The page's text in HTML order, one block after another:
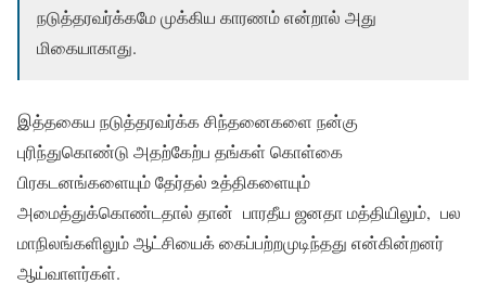
நடுத்தரவர்க்கமே முக்கிய காரணம் என்றால் அது
மிகையாகாது.
இத்தகைய நடுத்தரவர்க்க சிந்தனைகளை நன்கு
புரிந்துகொண்டு அதற்கேற்ப தங்கள் கொள்கை
பிரகடனங்களையும் தேர்தல் உத்திகளையும்
அமைத்துக்கொண்டதால் தான் பாரதீய ஜனதா மத்தியிலும், பல
மாநிலங்களிலும் ஆட்சியைக் கைப்பற்றமுடிந்தது என்கின்றனர்
ஆய்வாளர்கள்.